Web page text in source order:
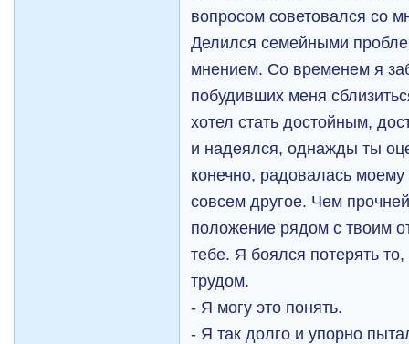
вопросом советовался со
Делился семейными
мнением. Со временем я
побудивших меня
хотел стать достойным,
и надеялся, однажды ты
конечно, радовалась
совсем другое. Чем
положение рядом с твоим
тебе. Я боялся потерять
трудом.
- Я могу это понять.
- Я так долго и упорно